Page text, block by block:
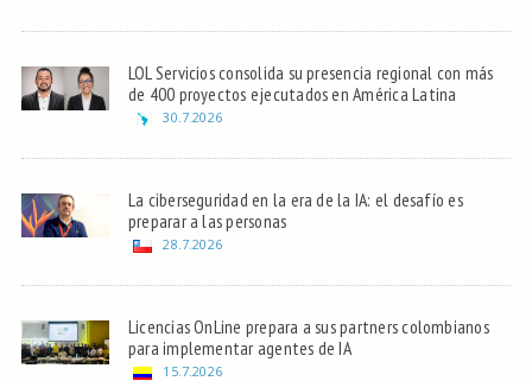
LOL Servicios consolida su presencia regional con más
de 400 proyectos ejecutados en América Latina
30.7.2026
La ciberseguridad en la era de la IA: el desafío es
preparar a las personas
28.7.2026
Licencias OnLine prepara a sus partners colombianos
para implementar agentes de IA
15.7.2026